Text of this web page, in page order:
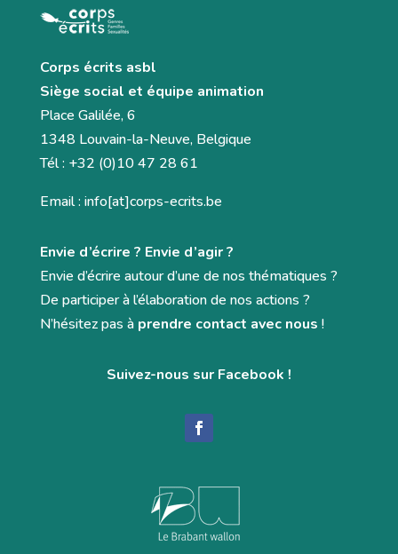
Corps écrits asbl
Siège social et équipe animation
Place Galilée, 6
1348 Louvain-la-Neuve, Belgique
Tél : +32 (0)10 47 28 61
Email : info[at]corps-ecrits.be
Envie d’écrire ? Envie d’agir ?
Envie d’écrire autour d’une de nos thématiques ?
De participer à l’élaboration de nos actions ?
N’hésitez pas à prendre contact avec nous !
Suivez-nous sur Facebook !